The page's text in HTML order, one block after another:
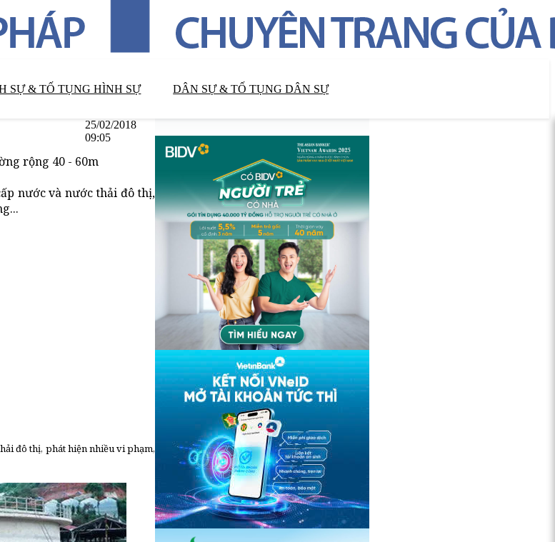
SỰ & TỐ TỤNG HÌNH SỰ DÂN SỰ & TỐ TỤNG DÂN SỰ
25/02/2018
09:05
rộng 40 - 60m
nước và nước thải đô thị,
đô thị, phát hiện nhiều vi phạm,